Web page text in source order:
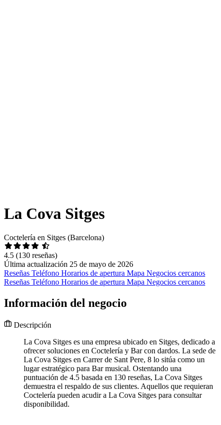
La Cova Sitges
Coctelería en Sitges (Barcelona)
4.5 (130 reseñas)
Última actualización 25 de mayo de 2026
Reseñas Teléfono Horarios de apertura Mapa Negocios cercanos
Reseñas Teléfono Horarios de apertura Mapa Negocios cercanos
Información del negocio
Descripción
La Cova Sitges es una empresa ubicado en Sitges, dedicado a
ofrecer soluciones en Coctelería y Bar con dardos. La sede de
La Cova Sitges en Carrer de Sant Pere, 8 lo sitúa como un
lugar estratégico para Bar musical. Ostentando una
puntuación de 4.5 basada en 130 reseñas, La Cova Sitges
demuestra el respaldo de sus clientes. Aquellos que requieran
Coctelería pueden acudir a La Cova Sitges para consultar
disponibilidad.